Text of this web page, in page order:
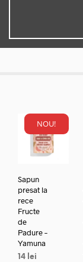
NOU!
Sapun
presat la
rece
Fructe
de
Padure –
Yamuna
14 lei